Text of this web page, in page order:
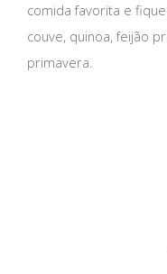
comida favorita e
couve, quinoa, feijão
primavera.